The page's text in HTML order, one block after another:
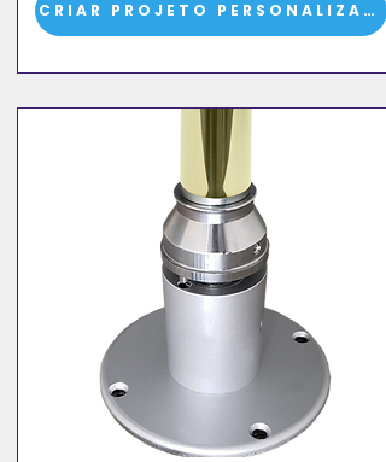
CRIAR PROJETO PERSONALIZADO